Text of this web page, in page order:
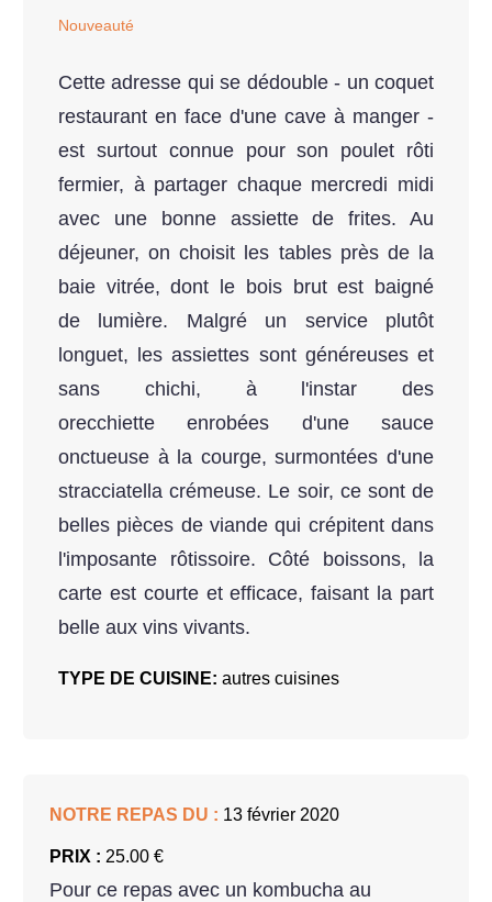
Nouveauté
Cette adresse qui se dédouble - un coquet
restaurant en face d'une cave à manger -
est surtout connue pour son poulet rôti
fermier, à partager chaque mercredi midi
avec une bonne assiette de frites. Au
déjeuner, on choisit les tables près de la
baie vitrée, dont le bois brut est baigné
de lumière. Malgré un service plutôt
longuet, les assiettes sont généreuses et
sans chichi, à l'instar des
orecchiette enrobées d'une sauce
onctueuse à la courge, surmontées d'une
stracciatella crémeuse. Le soir, ce sont de
belles pièces de viande qui crépitent dans
l'imposante rôtissoire. Côté boissons, la
carte est courte et efficace, faisant la part
belle aux vins vivants.
TYPE DE CUISINE: autres cuisines
NOTRE REPAS DU : 13 février 2020
PRIX : 25.00 €
Pour ce repas avec un kombucha au